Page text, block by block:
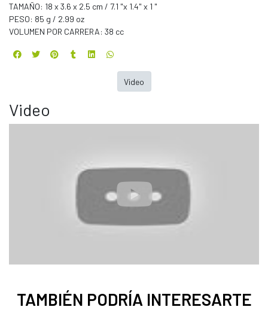
TAMAÑO: 18 x 3.6 x 2.5 cm / 7.1 "x 1.4" x 1 "
PESO: 85 g / 2.99 oz
VOLUMEN POR CARRERA: 38 cc
Video
Video
TAMBIÉN PODRÍA INTERESARTE